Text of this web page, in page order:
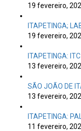
19 fevereiro,
ITAPETINGA;
19 fevereiro,
ITAPETINGA:
13 fevereiro,
SÃO JOÃO DE
13 fevereiro,
ITAPETINGA:
11 fevereiro,